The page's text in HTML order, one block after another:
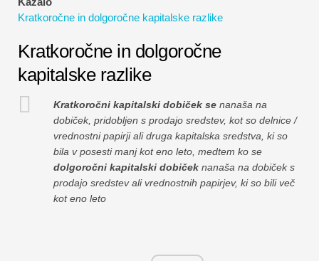
Polna oblika
Vadnice za obvladovanje tveganj
Kratkoročne in dolgoročne kapitalske razlike
Kratkoročne in dolgoročne
kapitalske razlike
Kratkoročni kapitalski dobiček se nanaša na
dobiček, pridobljen s prodajo sredstev, kot so delnice /
vrednostni papirji ali druga kapitalska sredstva, ki so
bila v posesti manj kot eno leto, medtem ko se
dolgoročni kapitalski dobiček nanaša na dobiček s
prodajo sredstev ali vrednostnih papirjev, ki so bili več
kot eno leto